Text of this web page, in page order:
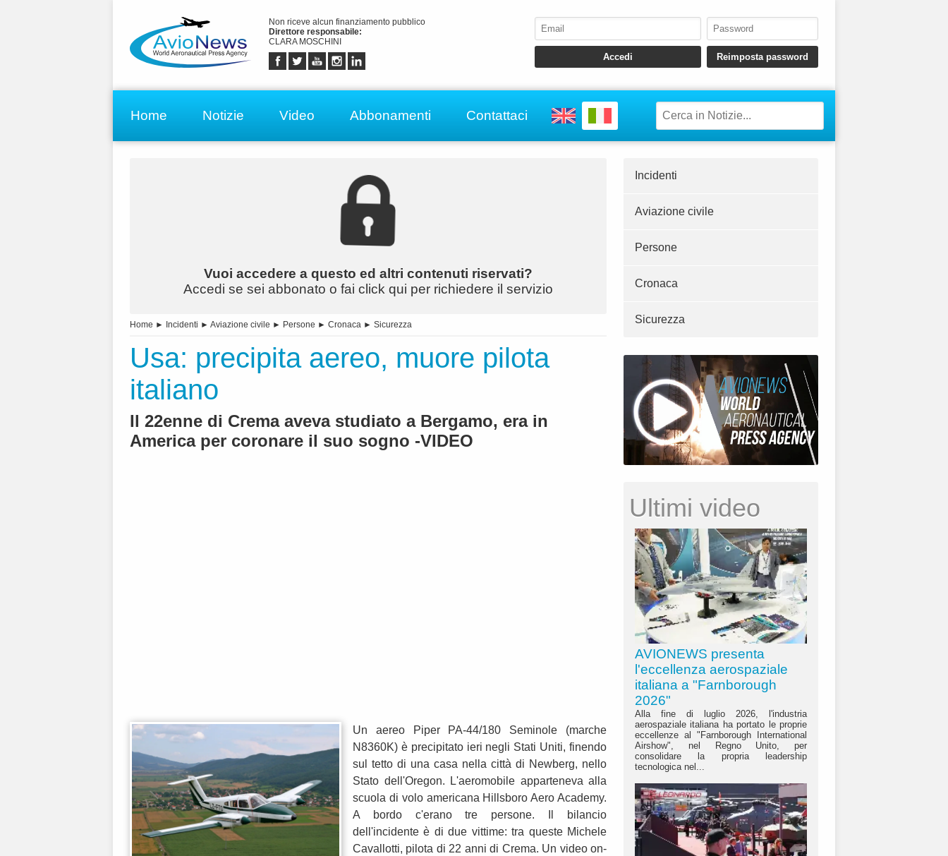
Non riceve alcun finanziamento pubblico
Direttore responsabile:
CLARA MOSCHINI
Home Notizie Video Abbonamenti Contattaci
Vuoi accedere a questo ed altri contenuti riservati?
Accedi se sei abbonato o fai click qui per richiedere il servizio
Home ► Incidenti ► Aviazione civile ► Persone ► Cronaca ► Sicurezza
Usa: precipita aereo, muore pilota
italiano
Il 22enne di Crema aveva studiato a Bergamo, era in
America per coronare il suo sogno -VIDEO
Un aereo Piper PA-44/180 Seminole (marche
N8360K) è precipitato ieri negli Stati Uniti, finendo
sul tetto di una casa nella città di Newberg, nello
Stato dell'Oregon. L'aeromobile apparteneva alla
scuola di volo americana Hillsboro Aero Academy.
A bordo c'erano tre persone. Il bilancio
dell'incidente è di due vittime: tra queste Michele
Cavallotti, pilota di 22 anni di Crema. Un video on-
Incidenti
Aviazione civile
Persone
Cronaca
Sicurezza
Ultimi video
AVIONEWS presenta
l'eccellenza aerospaziale
italiana a "Farnborough
2026"
Alla fine di luglio 2026, l'industria
aerospaziale italiana ha portato le proprie
eccellenze al "Farnborough International
Airshow", nel Regno Unito, per
consolidare la propria leadership
tecnologica nel...